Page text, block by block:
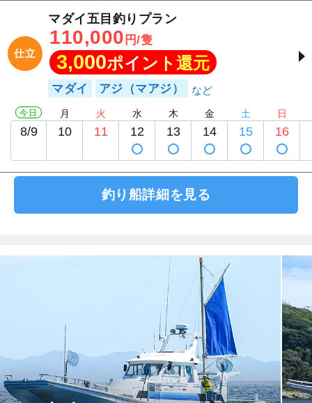
仕立
マダイ五目釣りプラン
110,000 円/隻
3,000ポイント還元
マダイ アジ（マアジ）
今日
8/9
月
10
火
11
水
12
木
13
金
14
土
15
日
16
釣り船詳細を見る